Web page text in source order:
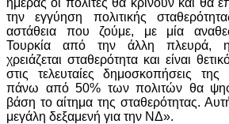
ημέρας οι πολίτες θα κρίνουν και θα
την εγγύηση πολιτικής
αστάθεια που ζούμε, με μία
Τουρκία από την άλλη πλευρά,
χρειάζεται σταθερότητα και είναι
στις τελευταίες δημοσκοπήσεις της
πάνω από 50% των πολιτών θα
βάση το αίτημα της σταθερότητας.
μεγάλη δεξαμενή για την ΝΔ».